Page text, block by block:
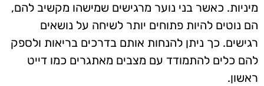
מיניות. כאשר בני נוער מרגישים שמישהו מקשיב להם,
הם נוטים להיות פתוחים יותר לשיחה על נושאים
רגישים. כך ניתן להנחות אותם בדרכים בריאות ולספק
להם כלים להתמודד עם מצבים מאתגרים כמו דייט
ראשון.